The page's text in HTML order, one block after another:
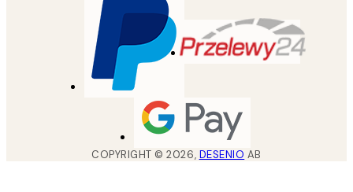
COPYRIGHT ©2026, DESENIO AB